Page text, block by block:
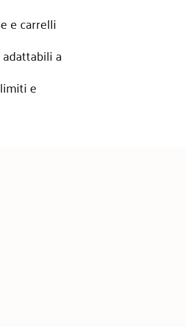
e carrelli
a
e